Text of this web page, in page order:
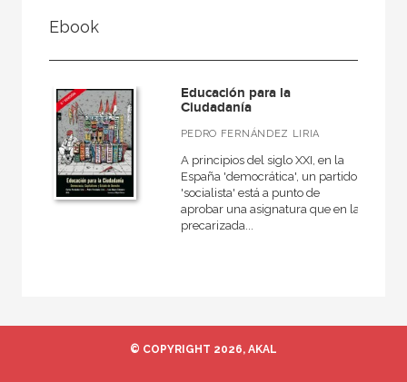
Texto escolar
Educación para la ciudadanía
MATERIAS
Biología y Geología
Ebook
Educación para la
Ciudadanía
PEDRO FERNÁNDEZ LIRIA
A principios del siglo XXI, en la
España 'democrática', un partido
'socialista' está a punto de
aprobar una asignatura que en la
precarizada...
© COPYRIGHT 2026, AKAL